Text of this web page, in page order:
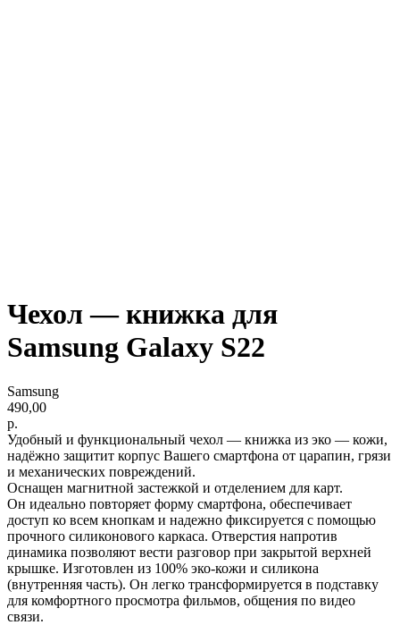
Чехол — книжка для
Samsung Galaxy S22
Samsung
490,00
р.
Удобный и функциональный чехол — книжка из эко — кожи,
надёжно защитит корпус Вашего смартфона от царапин, грязи
и механических повреждений.
Оснащен магнитной застежкой и отделением для карт.
Он идеально повторяет форму смартфона, обеспечивает
доступ ко всем кнопкам и надежно фиксируется с помощью
прочного силиконового каркаса. Отверстия напротив
динамика позволяют вести разговор при закрытой верхней
крышке. Изготовлен из 100% эко-кожи и силикона
(внутренняя часть). Он легко трансформируется в подставку
для комфортного просмотра фильмов, общения по видео
связи.